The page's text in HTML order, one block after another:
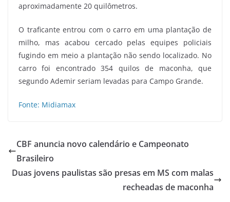
aproximadamente 20 quilômetros.
O traficante entrou com o carro em uma plantação de
milho, mas acabou cercado pelas equipes policiais
fugindo em meio a plantação não sendo localizado. No
carro foi encontrado 354 quilos de maconha, que
segundo Ademir seriam levadas para Campo Grande.
Fonte: Midiamax
CBF anuncia novo calendário e Campeonato
Brasileiro
Duas jovens paulistas são presas em MS com malas
recheadas de maconha